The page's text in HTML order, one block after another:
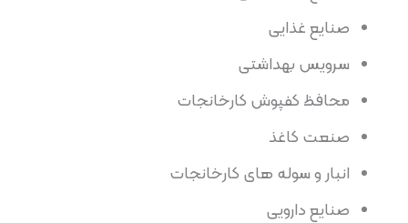
صنایع غذایی
سرویس بهداشتی
محافظ کفپوش کارخانجات
صنعت کاغذ
انبار و سوله های کارخانجات
صنایع دارویی